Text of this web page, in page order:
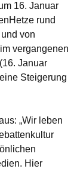
16. Januar
rund
von
vergangenen
Januar
Steigerung
„Wir leben
Hier